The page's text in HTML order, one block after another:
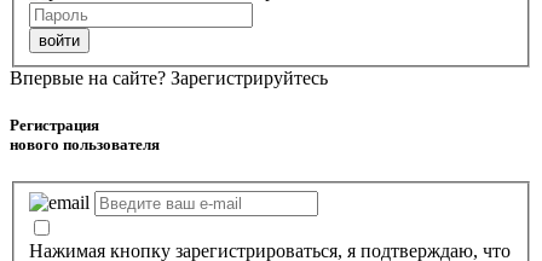
войти
Впервые на сайте? Зарегистрируйтесь
Регистрация
нового пользователя
Нажимая кнопку зарегистрироваться, я подтверждаю, что